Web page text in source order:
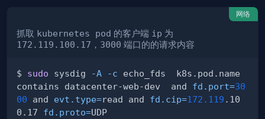
网络
抓取 kubernetes pod 的客户端 ip 为
172.119.100.17 ， 3000 端口的的请求内容
$ sudo sysdig -A -c echo_fds  k8s.pod.name
contains datacenter-web-dev  and fd.port=30
00 and evt.type=read and fd.cip=172.119 .10
0.17 fd.proto=